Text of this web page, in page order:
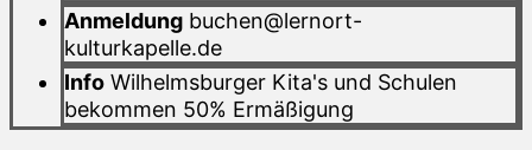
Anmeldung buchen@lernort-
kulturkapelle.de
Info Wilhelmsburger Kita's und Schulen
bekommen 50% Ermäßigung